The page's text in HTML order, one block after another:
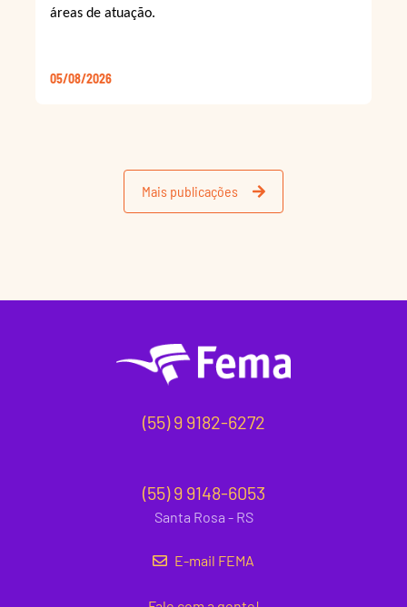
áreas de atuação.
05/08/2026
Mais publicações
(55) 9 9182-6272
(55) 9 9148-6053
Santa Rosa - RS
E-mail FEMA